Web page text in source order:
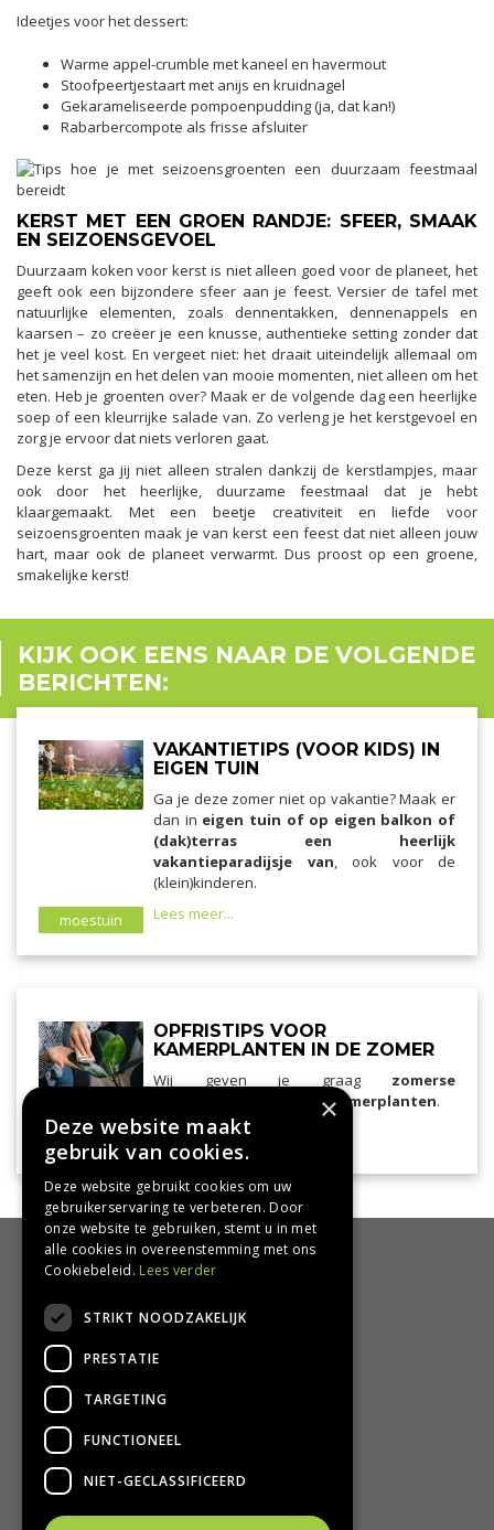
Ideetjes voor het dessert:
Warme appel-crumble met kaneel en havermout
Stoofpeertjestaart met anijs en kruidnagel
Gekarameliseerde pompoenpudding (ja, dat kan!)
Rabarbercompote als frisse afsluiter
KERST MET EEN GROEN RANDJE: SFEER, SMAAK
EN SEIZOENSGEVOEL
Duurzaam koken voor kerst is niet alleen goed voor de planeet, het
geeft ook een bijzondere sfeer aan je feest. Versier de tafel met
natuurlijke elementen, zoals dennentakken, dennenappels en
kaarsen – zo creëer je een knusse, authentieke setting zonder dat
het je veel kost. En vergeet niet: het draait uiteindelijk allemaal om
het samenzijn en het delen van mooie momenten, niet alleen om het
eten. Heb je groenten over? Maak er de volgende dag een heerlijke
soep of een kleurrijke salade van. Zo verleng je het kerstgevoel en
zorg je ervoor dat niets verloren gaat.
Deze kerst ga jij niet alleen stralen dankzij de kerstlampjes, maar
ook door het heerlijke, duurzame feestmaal dat je hebt
klaargemaakt. Met een beetje creativiteit en liefde voor
seizoensgroenten maak je van kerst een feest dat niet alleen jouw
hart, maar ook de planeet verwarmt. Dus proost op een groene,
smakelijke kerst!
KIJK OOK EENS NAAR DE VOLGENDE
BERICHTEN:
moestuin
VAKANTIETIPS (VOOR KIDS) IN
EIGEN TUIN
Ga je deze zomer niet op vakantie? Maak er
dan in eigen tuin of op eigen balkon of
(dak)terras een heerlijk
vakantieparadijsje van, ook voor de
(klein)kinderen.
Lees meer...
kamerplanten
OPFRISTIPS VOOR
KAMERPLANTEN IN DE ZOMER
Wij geven je graag zomerse
verzorgingstips voor je kamerplanten.
Lees meer...
HANDIG
Bezorgen en afhalen
Retourbeleid
Algemene voorwaarden
Privacy Policy
Privacy statement
CONTACT
Groencentrum Hoogeveen
×
Deze website maakt
gebruik van cookies.
Deze website gebruikt cookies om uw
gebruikerservaring te verbeteren. Door
onze website te gebruiken, stemt u in met
alle cookies in overeenstemming met ons
Cookiebeleid. Lees verder
STRIKT NOODZAKELIJK
PRESTATIE
TARGETING
FUNCTIONEEL
NIET-GECLASSIFICEERD